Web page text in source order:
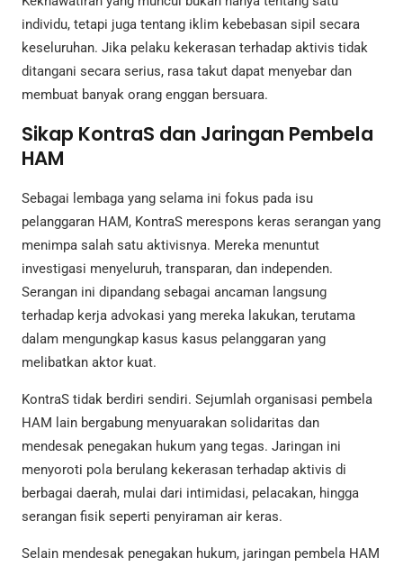
individu, tetapi juga tentang iklim kebebasan sipil secara
keseluruhan. Jika pelaku kekerasan terhadap aktivis tidak
ditangani secara serius, rasa takut dapat menyebar dan
membuat banyak orang enggan bersuara.
Sikap KontraS dan Jaringan Pembela
HAM
Sebagai lembaga yang selama ini fokus pada isu
pelanggaran HAM, KontraS merespons keras serangan yang
menimpa salah satu aktivisnya. Mereka menuntut
investigasi menyeluruh, transparan, dan independen.
Serangan ini dipandang sebagai ancaman langsung
terhadap kerja advokasi yang mereka lakukan, terutama
dalam mengungkap kasus kasus pelanggaran yang
melibatkan aktor kuat.
KontraS tidak berdiri sendiri. Sejumlah organisasi pembela
HAM lain bergabung menyuarakan solidaritas dan
mendesak penegakan hukum yang tegas. Jaringan ini
menyoroti pola berulang kekerasan terhadap aktivis di
berbagai daerah, mulai dari intimidasi, pelacakan, hingga
serangan fisik seperti penyiraman air keras.
Selain mendesak penegakan hukum, jaringan pembela HAM